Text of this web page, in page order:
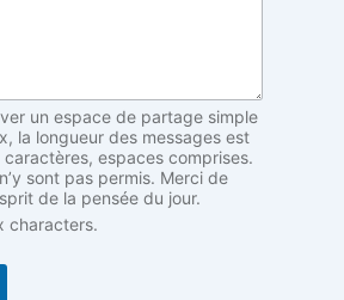
un espace de partage simple
la longueur des messages est
espaces comprises.
sont pas permis. Merci de
de la pensée du jour.
characters.